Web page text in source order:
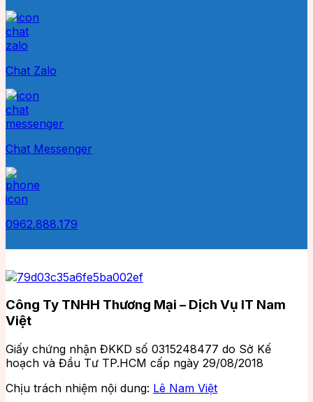
Chat Zalo
Chat Messenger
0962.888.179
Công Ty TNHH Thương Mại – Dịch Vụ IT Nam
Việt
Giấy chứng nhận ĐKKD số 0315248477 do Sở Kế
hoạch và Đầu Tư TP.HCM cấp ngày 29/08/2018
Chịu trách nhiệm nội dung: Lê Nam Việt